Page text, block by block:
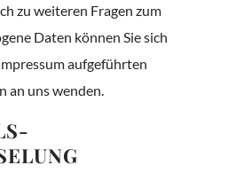
zu weiteren Fragen zum
Daten können Sie sich
aufgeführten
an uns wenden.